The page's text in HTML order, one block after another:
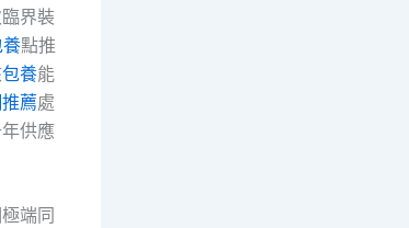
界裝
點推
包養能
薦處
供應
端同